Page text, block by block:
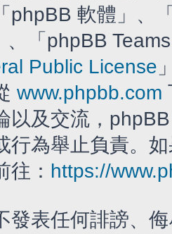
phpBB 軟體」、
、「phpBB
Public License
www.phpbb.com
以及交流，
行為舉止負責。
往： https://
發表任何誹謗、